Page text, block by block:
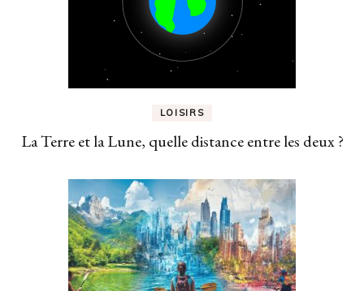
LOISIRS
La Terre et la Lune, quelle distance entre les deux ?